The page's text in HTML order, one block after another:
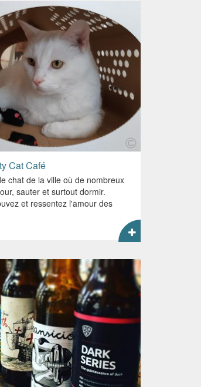
Cat Café
chat de la ville où de nombreux
sauter et surtout dormir.
et ressentez l'amour des